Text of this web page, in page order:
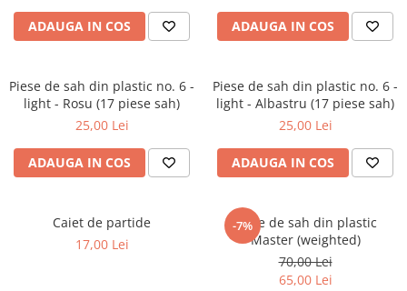
Instruire Generala
Lemn De Boxwood
Lemn De Sheesham
Piese de sah DGT
Piese De Sah Tematice Din Plastic
Piese Din Plastic
Piese rezerva
ADAUGA IN COS ADAUGA IN COS
Piese de sah din plastic no. 6 -
light - Rosu (17 piese sah)
25,00 Lei
ADAUGA IN COS
Piese de sah din plastic no. 6 -
light - Albastru (17 piese sah)
25,00 Lei
ADAUGA IN COS
Caiet de partide
17,00 Lei
-7%
Piese de sah din plastic
Master (weighted)
70,00 Lei
65,00 Lei